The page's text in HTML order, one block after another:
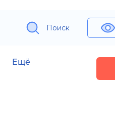
Поиск
Ещё